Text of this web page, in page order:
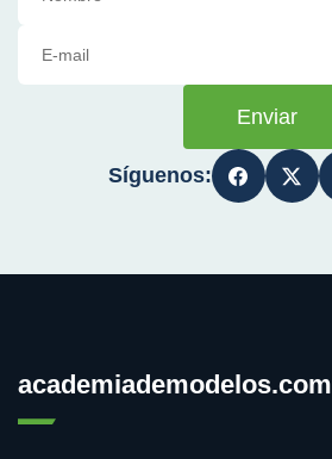
Enviar
Síguenos:
academiademodelos.com